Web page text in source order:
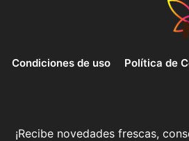
Condiciones de uso Política de
¡Recibe novedades frescas,